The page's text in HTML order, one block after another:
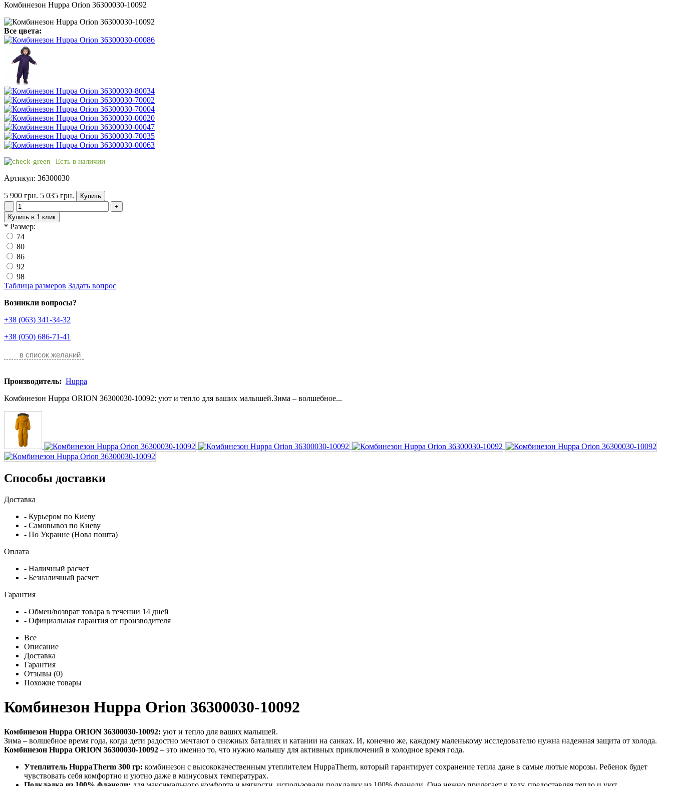
Комбинезон Huppa Orion 36300030-10092
Все цвета:
Есть в наличии
Артикул: 36300030
5 900 грн. 5 035 грн.
Купить
-
+
Купить в 1 клик
* Размер:
74
80
86
92
98
Таблица размеров Задать вопрос
Возникли вопросы?
+38 (063) 341-34-32
+38 (050) 686-71-41
в список желаний
Производитель: Huppa
Комбинезон Huppa ORION 36300030-10092: уют и тепло для ваших малышей.Зима – волшебное...
Способы доставки
Доставка
- Курьером по Киеву
- Самовывоз по Киеву
- По Украине (Нова пошта)
Оплата
- Наличный расчет
- Безналичный расчет
Гарантия
- Обмен/возврат товара в течении 14 дней
- Официальная гарантия от производителя
Все
Описание
Доставка
Гарантия
Отзывы (0)
Похожие товары
Комбинезон Huppa Orion 36300030-10092
Комбинезон Huppa ORION 36300030-10092: уют и тепло для ваших малышей.
Зима – волшебное время года, когда дети радостно мечтают о снежных баталиях и катании на санках. И, конечно же, каждому маленькому исследователю нужна надежная защита от холода.
Комбинезон Huppa ORION 36300030-10092 – это именно то, что нужно малышу для активных приключений в холодное время года.
Утеплитель HuppaTherm 300 гр: комбинезон с высококачественным утеплителем HuppaTherm, который гарантирует сохранение тепла даже в самые лютые морозы. Ребенок будет
чувствовать себя комфортно и уютно даже в минусовых температурах.